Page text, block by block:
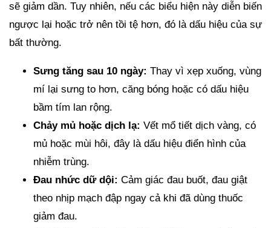
sẽ giảm dần. Tuy nhiên, nếu các biểu hiện này diễn biến
ngược lại hoặc trở nên tồi tệ hơn, đó là dấu hiệu của sự
bất thường.
Sưng tăng sau 10 ngày: Thay vì xẹp xuống, vùng
mí lại sưng to hơn, căng bóng hoặc có dấu hiệu
bầm tím lan rộng.
Chảy mủ hoặc dịch lạ: Vết mổ tiết dịch vàng, có
mủ hoặc mùi hôi, đây là dấu hiệu điển hình của
nhiễm trùng.
Đau nhức dữ dội: Cảm giác đau buốt, đau giật
theo nhịp mạch đập ngay cả khi đã dùng thuốc
giảm đau.